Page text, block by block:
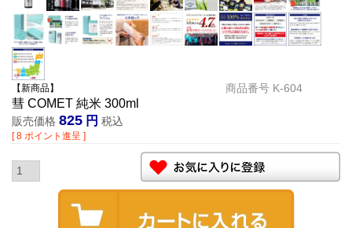
【新商品】
彗 COMET 純米 300ml
商品番号 K-604
販売価格 825 税込
[ 8 ポイント進呈 ]